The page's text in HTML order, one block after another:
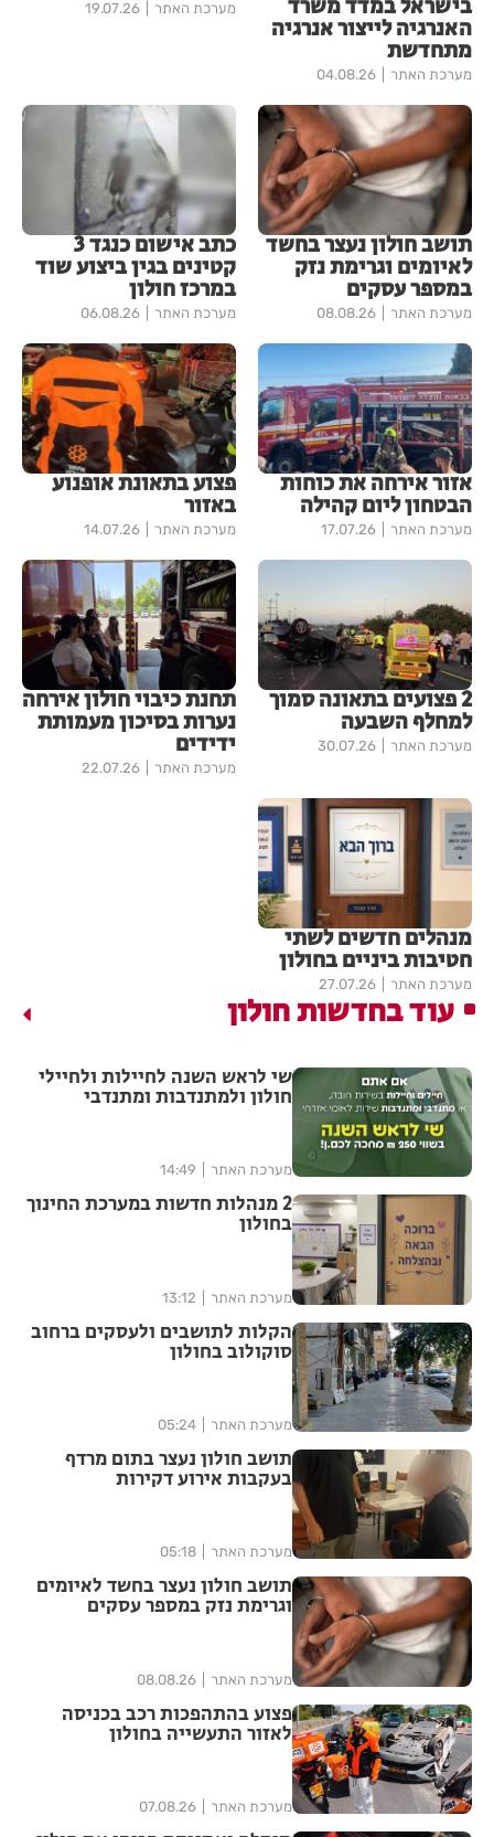
בישראל במדד משרד
האנרגיה לייצור אנרגיה
מתחדשת
מערכת האתר 04.08.26
מערכת האתר 19.07.26
תושב חולון נעצר בחשד
לאיומים וגרימת נזק
במספר עסקים
מערכת האתר 08.08.26
כתב אישום כנגד 3
קטינים בגין ביצוע שוד
במרכז חולון
מערכת האתר 06.08.26
אזור אירחה את כוחות
הבטחון ליום קהילה
מערכת האתר 17.07.26
פצוע בתאונת אופנוע
באזור
מערכת האתר 14.07.26
2 פצועים בתאונה סמוך
למחלף השבעה
מערכת האתר 30.07.26
תחנת כיבוי חולון אירחה
נערות בסיכון מעמותת
ידידים
מערכת האתר 22.07.26
מנהלים חדשים לשתי
חטיבות ביניים בחולון
מערכת האתר 27.07.26
עוד בחדשות חולון
שי לראש השנה לחיילות ולחיילי
חולון ולמתנדבות ומתנדבי
מערכת האתר 14:49
2 מנהלות חדשות במערכת החינוך
בחולון
מערכת האתר 13:12
הקלות לתושבים ולעסקים ברחוב
סוקולוב בחולון
מערכת האתר 05:24
תושב חולון נעצר בתום מרדף
בעקבות אירוע דקירות
מערכת האתר 05:18
תושב חולון נעצר בחשד לאיומים
וגרימת נזק במספר עסקים
מערכת האתר 08.08.26
פצוע בהתהפכות רכב בכניסה
לאזור התעשייה בחולון
מערכת האתר 07.08.26